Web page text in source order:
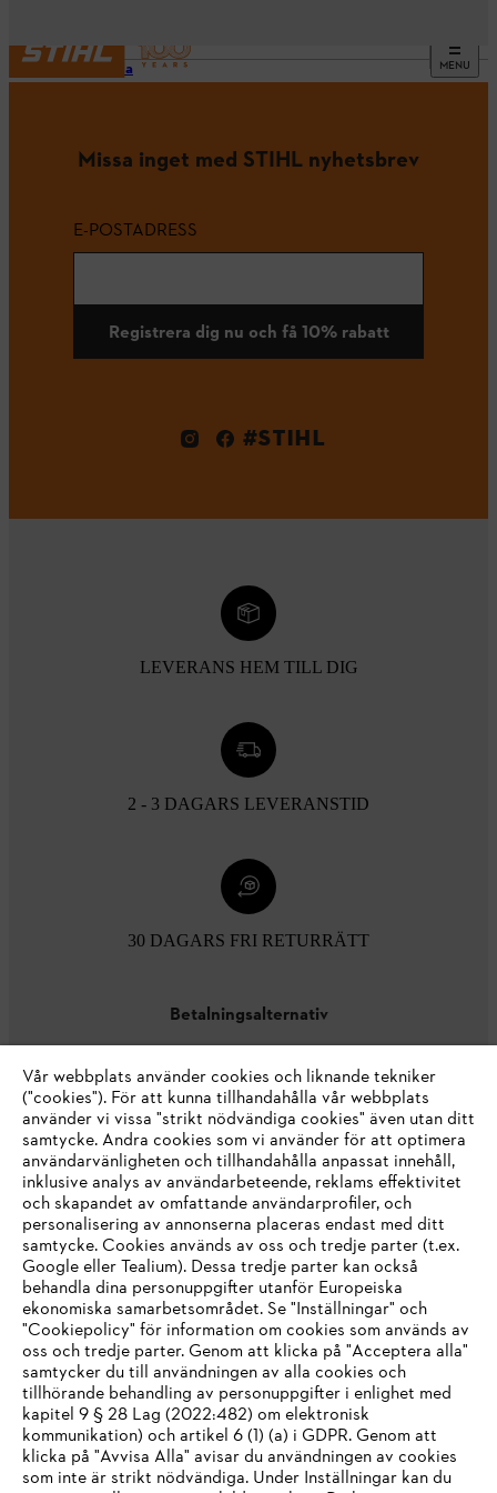
MENU
Startsida
Missa inget med STIHL nyhetsbrev
E-POSTADRESS
Registrera dig nu och få 10% rabatt
#STIHL
LEVERANS HEM TILL DIG
2 - 3 DAGARS LEVERANSTID
30 DAGARS FRI RETURRÄTT
Betalningsalternativ
Företaget
STIHL FAQ
Service
IHR BROWSER WIRD NICHT
UNTERSTÜTZT
Vår webbplats använder cookies och liknande tekniker
("cookies"). För att kunna tillhandahålla vår webbplats
använder vi vissa "strikt nödvändiga cookies" även utan ditt
samtycke. Andra cookies som vi använder för att optimera
användarvänligheten och tillhandahålla anpassat innehåll,
inklusive analys av användarbeteende, reklams effektivitet
och skapandet av omfattande användarprofiler, och
personalisering av annonserna placeras endast med ditt
samtycke. Cookies används av oss och tredje parter (t.ex.
Google eller Tealium). Dessa tredje parter kan också
behandla dina personuppgifter utanför Europeiska
ekonomiska samarbetsområdet. Se "Inställningar" och
"Cookiepolicy" för information om cookies som används av
oss och tredje parter. Genom att klicka på "Acceptera alla"
samtycker du till användningen av alla cookies och
tillhörande behandling av personuppgifter i enlighet med
kapitel 9 § 28 Lag (2022:482) om elektronisk
kommunikation) och artikel 6 (1) (a) i GDPR. Genom att
klicka på "Avvisa Alla" avisar du användningen av cookies
som inte är strikt nödvändiga. Under Inställningar kan du